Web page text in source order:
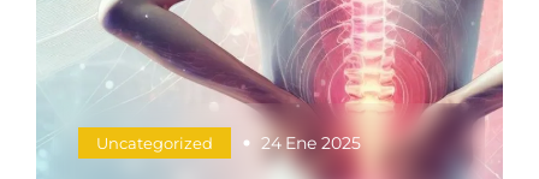
Uncategorized 24Ene 2025